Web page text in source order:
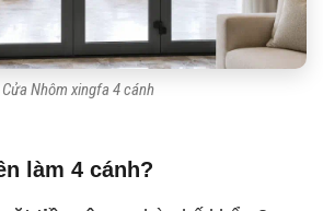
Cửa Nhôm xingfa 4 cánh
làm 4 cánh?